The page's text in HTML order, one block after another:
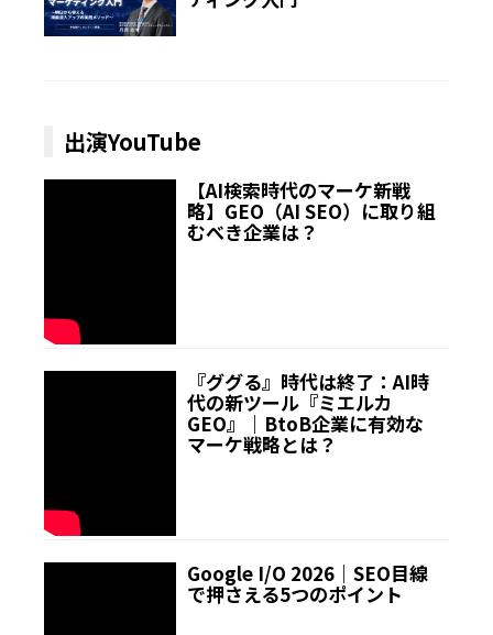
出演YouTube
【AI検索時代のマーケ新戦
略】GEO（AI SEO）に取り組
むべき企業は？
『ググる』時代は終了：AI時
代の新ツール『ミエルカ
GEO』｜BtoB企業に有効な
マーケ戦略とは？
Google I/O 2026｜SEO目線
で押さえる5つのポイント